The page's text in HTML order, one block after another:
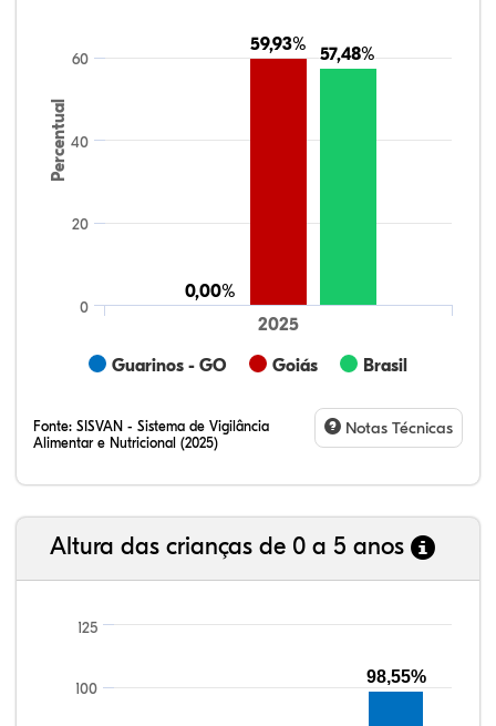
Percentual
0,00%
0,00%
59,93%
59,93% 57,48%
57,48%
Guarinos - GO Goiás Brasil
2025
0
20
40
60
Fonte: SISVAN - Sistema de Vigilância
Alimentar e Nutricional (2025)
Notas Técnicas
Altura das crianças de 0 a 5 anos
100
125
98,55%